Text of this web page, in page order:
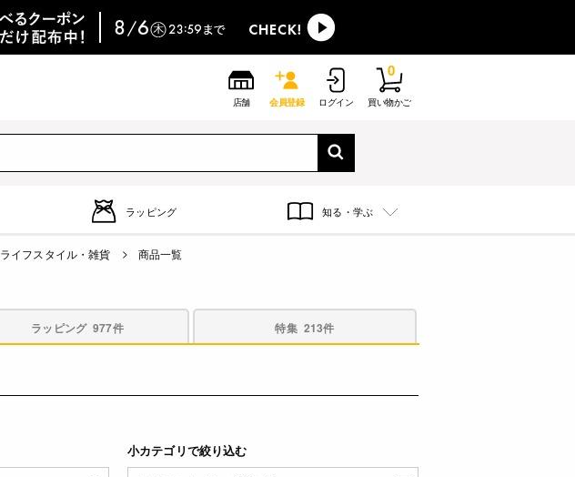
店舗 会員登録 ログイン 買い物かご
0
ラッピング 知る・学ぶ
ライフスタイル・雑貨 商品一覧
ラッピング 977件 特集 213件
小カテゴリで絞り込む